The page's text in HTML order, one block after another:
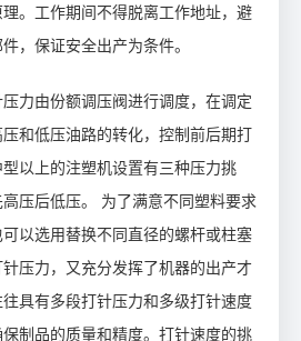
。工作期间不得脱离工作地址，避
，保证安全出产为条件。
压力由份额调压阀进行调度，在调定
和低压油路的转化，控制前后期打
以上的注塑机设置有三种压力挑
压后低压。 为了满意不同塑料要求
以选用替换不同直径的螺杆或柱塞
压力，又充分发挥了机器的出产才
具有多段打针压力和多级打针速度
制品的质量和精度。打针速度的挑